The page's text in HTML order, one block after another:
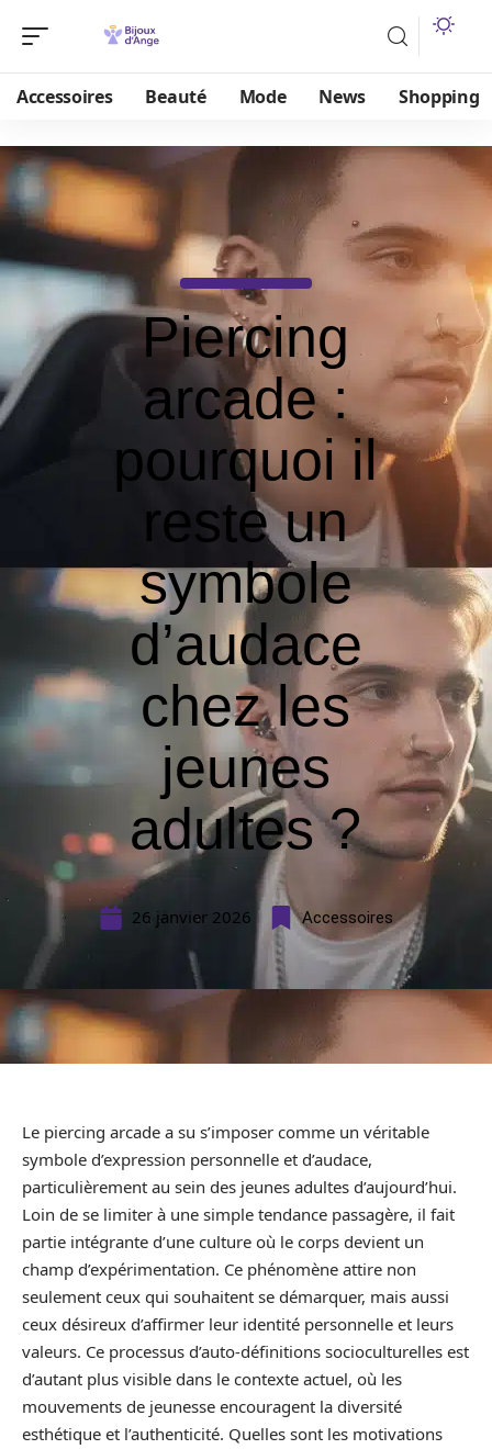
Accessoires Beauté Mode News Shopping
Piercing
arcade :
pourquoi il
reste un
symbole
d’audace
chez les
jeunes
adultes ?
26 janvier 2026 Accessoires
Le piercing arcade a su s’imposer comme un véritable
symbole d’expression personnelle et d’audace,
particulièrement au sein des jeunes adultes d’aujourd’hui.
Loin de se limiter à une simple tendance passagère, il fait
partie intégrante d’une culture où le corps devient un
champ d’expérimentation. Ce phénomène attire non
seulement ceux qui souhaitent se démarquer, mais aussi
ceux désireux d’affirmer leur identité personnelle et leurs
valeurs. Ce processus d’auto-définitions socioculturelles est
d’autant plus visible dans le contexte actuel, où les
mouvements de jeunesse encouragent la diversité
esthétique et l’authenticité. Quelles sont les motivations